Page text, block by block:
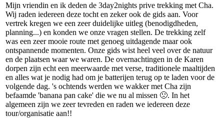
Mijn vriendin en ik deden de 3day2nights prive trekking met Cha.
Wij raden iedereen deze tocht en zeker ook de gids aan. Voor
vertrek kregen we een zeer duidelijke uitleg (benodigdheden,
planning...) en konden we onze vragen stellen. De trekking zelf
was een zeer mooie route met genoeg uitdagende maar ook
ontspannende momenten. Onze gids wist heel veel over de natuur
en de plaatsen waar we waren. De overnachtingen in de Karen
dorpen zijn echt een meerwaarde met verse, traditionele maaltijden
en alles wat je nodig had om je batterijen terug op te laden voor de
volgende dag. 's ochtends werden we wakker met Cha zijn
befaamde 'banana pan cake' die we nu al missen 🙁. In het
algemeen zijn we zeer tevreden en raden we iedereen deze
tour/organisatie aan!!